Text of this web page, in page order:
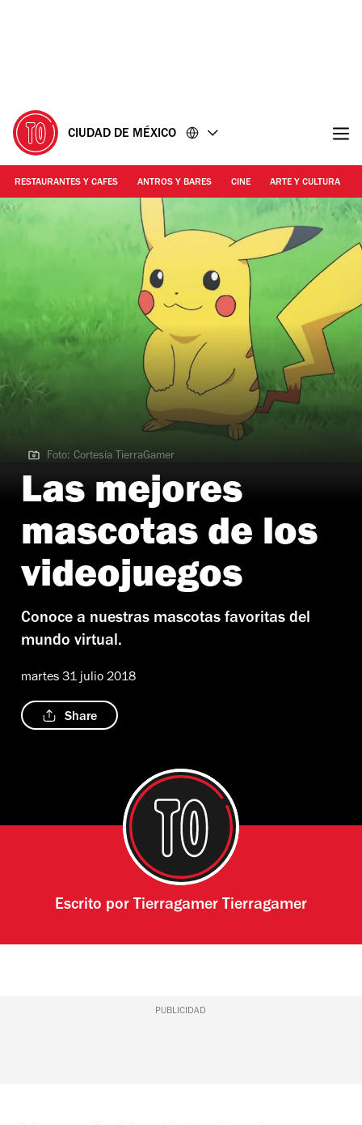
CIUDAD DE MÉXICO
RESTAURANTES Y CAFES ANTROS Y BARES CINE ARTE Y CULTURA
Foto: Cortesía TierraGamer
Foto: Cortesía TierraGamer
Las mejores
mascotas de los
videojuegos
Conoce a nuestras mascotas favoritas del
mundo virtual.
martes 31 julio 2018
Share
Escrito por Tierragamer Tierragamer
PUBLICIDAD